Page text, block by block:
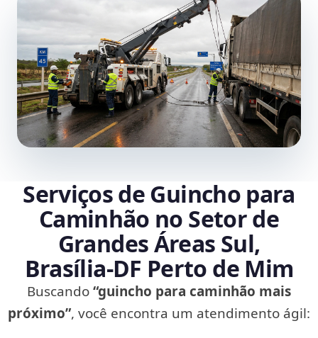
Serviços de Guincho para
Caminhão no Setor de
Grandes Áreas Sul,
Brasília‑DF Perto de Mim
Buscando“guincho para caminhão mais
próximo”, você encontra um atendimento ágil: